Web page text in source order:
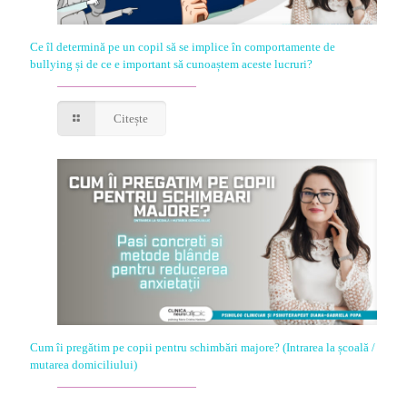
Ce îl determină pe un copil să se implice în comportamente de
bullying și de ce e important să cunoaștem aceste lucruri?
Citește
Cum îi pregătim pe copii pentru schimbări majore? (Intrarea la școală /
mutarea domiciliului)